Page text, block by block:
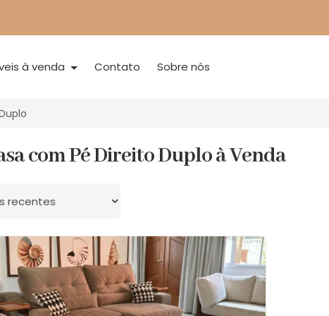
à venda Contato Sobre nós
com Pé Direito Duplo à Venda
por